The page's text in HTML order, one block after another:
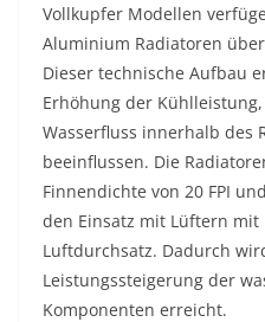
Vollkupfer Modellen
Aluminium Radiatoren
Dieser technische Aufbau
Erhöhung der
Wasserfluss innerhalb des
beeinflussen. Die
Finnendichte von 20 FPI
den Einsatz mit Lüftern
Luftdurchsatz. Dadurch
Leistungssteigerung der
Komponenten erreicht.